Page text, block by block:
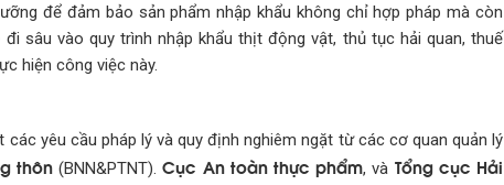
để đảm bảo sản phẩm nhập khẩu không chỉ hợp pháp mà còn
sâu vào quy trình nhập khẩu thịt động vật, thủ tục hải quan, thuế
hiện công việc này.
yêu cầu pháp lý và quy định nghiêm ngặt từ các cơ quan quản lý
thôn(BNN&PTNT).Cục An toàn thực phẩm, và Tổng cục Hải